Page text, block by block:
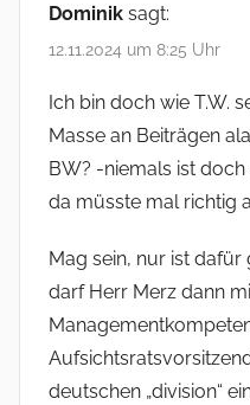
n
Dominik sagt:
12.11.2024 um 8:25 Uhr
Ich bin doch wie T.W.
Masse an Beiträgen
BW? -niemals ist doch
da müsste mal richtig
Mag sein, nur ist dafür
darf Herr Merz dann
deutschen „division“